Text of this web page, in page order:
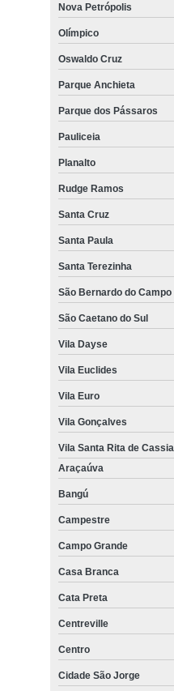
Nova Petrópolis
Olímpico
Oswaldo Cruz
Parque Anchieta
Parque dos Pássaros
Pauliceia
Planalto
Rudge Ramos
Santa Cruz
Santa Paula
Santa Terezinha
São Bernardo do Campo
São Caetano do Sul
Vila Dayse
Vila Euclides
Vila Euro
Vila Gonçalves
Vila Santa Rita de Cassia
Araçaúva
Bangú
Campestre
Campo Grande
Casa Branca
Cata Preta
Centreville
Centro
Cidade São Jorge